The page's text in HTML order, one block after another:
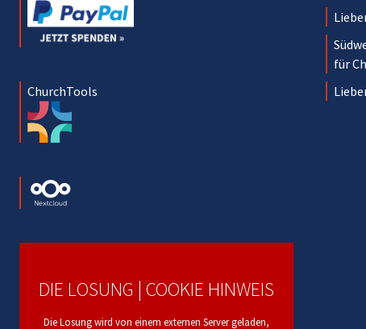
ChurchTools
DIE LOSUNG | COOKIE HINWEIS
Die Losung wird von einem externen Server geladen,
für